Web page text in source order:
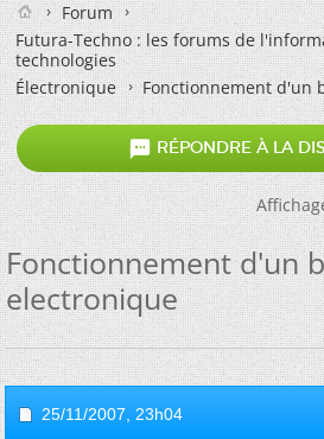
Forum
Futura-Techno : les forums de
technologies
Électronique
Fonctionnement d'un
 RÉPONDRE À LA
Fonctionnement d'un
electronique
25/11/2007, 23h04